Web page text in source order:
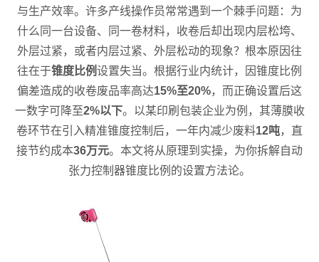
与生产效率。许多产线操作员常常遇到一个棘手问题：为
什么同一台设备、同一卷材料，收卷后却出现内层松垮、
外层过紧，或者内层过紧、外层松动的现象？根本原因往
往在于锥度比例设置失当。根据行业内统计，因锥度比例
偏差造成的收卷废品率高达15%至20%，而正确设置后这
一数字可降至2%以下。以某印刷包装企业为例，其薄膜收
卷环节在引入精准锥度控制后，一年内减少废料12吨，直
接节约成本36万元。本文将从原理到实操，为你拆解自动
张力控制器锥度比例的设置方法论。